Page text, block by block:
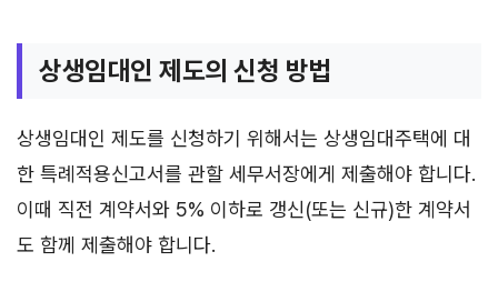
상생임대인 제도의 신청 방법
상생임대인 제도를 신청하기 위해서는 상생임대주택에 대
한 특례적용신고서를 관할 세무서장에게 제출해야 합니다.
이때 직전 계약서와 5% 이하로 갱신(또는 신규)한 계약서
도 함께 제출해야 합니다.